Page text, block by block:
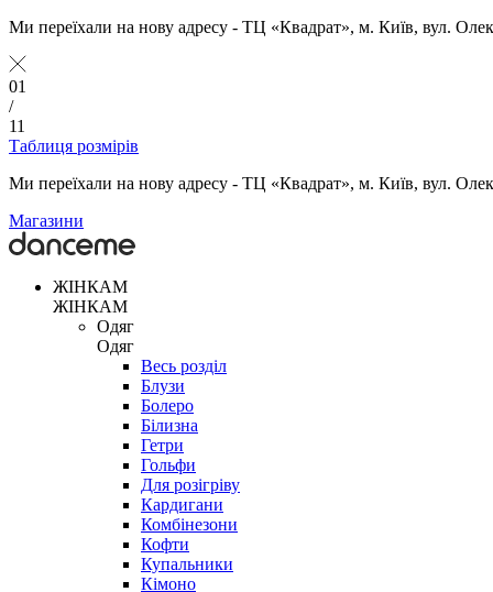
Ми переїхали на нову адресу - ТЦ «Квадрат», м. Київ, вул.
01
/
11
Таблиця розмірів
Ми переїхали на нову адресу - ТЦ «Квадрат», м. Київ, вул.
Магазини
ЖІНКАМ
ЖІНКАМ
Одяг
Одяг
Весь розділ
Блузи
Болеро
Білизна
Гетри
Гольфи
Для розігріву
Кардигани
Комбінезони
Кофти
Купальники
Кімоно